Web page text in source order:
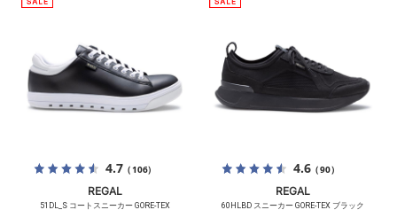
4.7（106）
REGAL
51DL_S コートスニーカー GORE-TEX
4.6（90）
REGAL
60HLBD スニーカー GORE-TEX ブラック